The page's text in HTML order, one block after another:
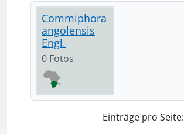
Commiphora
angolensis
Engl.
0 Fotos
Einträge pro Seite: